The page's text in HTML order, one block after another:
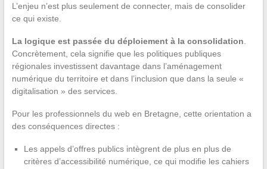
L’enjeu n’est plus seulement de connecter, mais de consolider
ce qui existe.
La logique est passée du déploiement à la consolidation
Concrètement, cela signifie que les politiques publiques
régionales investissent davantage dans l’aménagement
numérique du territoire et dans l’inclusion que dans la seule «
digitalisation » des services.
Pour les professionnels du web en Bretagne, cette orientation a
des conséquences directes :
Les appels d’offres publics intègrent de plus en plus de
critères d’accessibilité numérique, ce qui modifie les cahiers